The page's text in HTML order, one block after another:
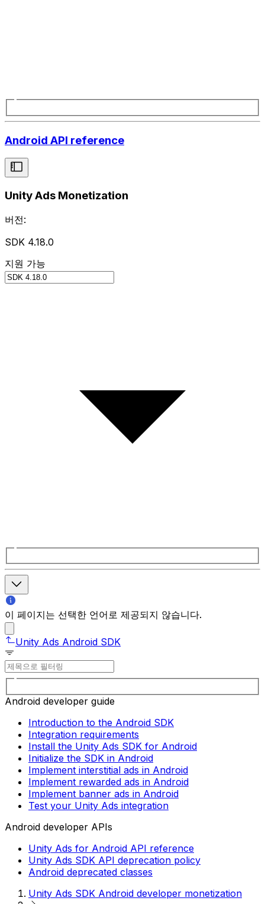
Android API reference
Unity Ads Monetization
버전:
SDK 4.18.0
지원 가능
이 페이지는 선택한 언어로 제공되지 않습니다.
Unity Ads Android SDK
Android developer guide
Introduction to the Android SDK
Integration requirements
Install the Unity Ads SDK for Android
Initialize the SDK in Android
Implement interstitial ads in Android
Implement rewarded ads in Android
Implement banner ads in Android
Test your Unity Ads integration
Android developer APIs
Unity Ads for Android API reference
Unity Ads SDK API deprecation policy
Android deprecated classes
Unity Ads SDK Android developer monetization